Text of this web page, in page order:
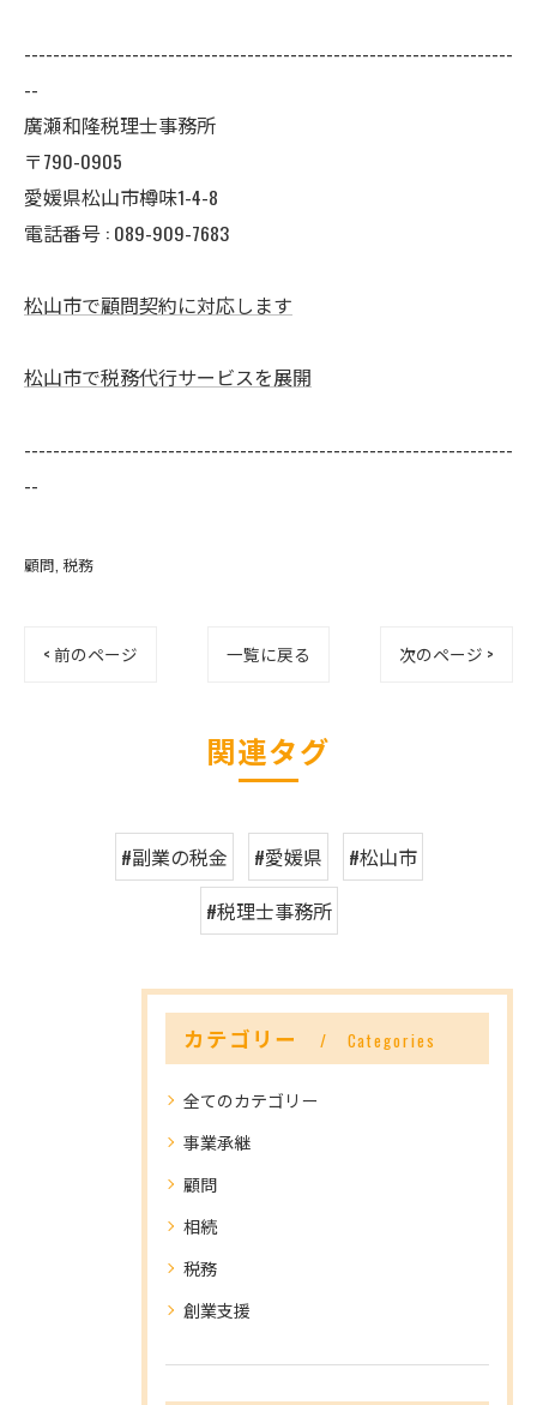
--------------------------------------------------------------------
--
廣瀬和隆税理士事務所
〒790-0905
愛媛県松山市樽味1-4-8
電話番号 : 089-909-7683
松山市で顧問契約に対応します
松山市で税務代行サービスを展開
--------------------------------------------------------------------
--
顧問 税務
< 前のページ 一覧に戻る 次のページ >
関連タグ
#副業の税金 #愛媛県
#松山市
#税理士事務所
カテゴリー Categories
全てのカテゴリー
事業承継
顧問
相続
税務
創業支援